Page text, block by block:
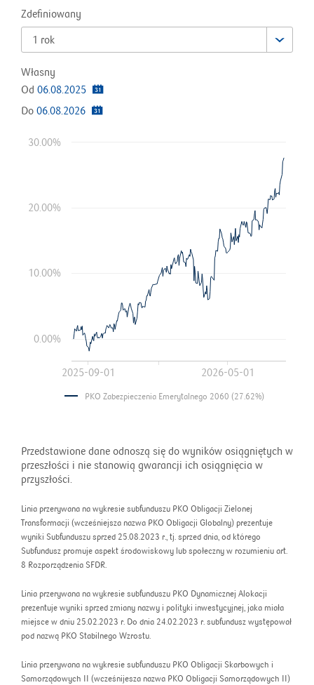
Zdefiniowany
1 rok
Własny
Od 06.08.2025
Do 06.08.2026
2025-09-01 2026-05-01
0.00%
10.00%
20.00%
30.00%
PKO Zabezpieczenia Emerytalnego 2060 (27.62%)
Przedstawione dane odnoszą się do wyników osiągniętych w
przeszłości i nie stanowią gwarancji ich osiągnięcia w
przyszłości.
Linia przerywana na wykresie subfunduszu PKO Obligacji Zielonej
Transformacji (wcześniejsza nazwa PKO Obligacji Globalny) prezentuje
wyniki Subfunduszu sprzed 25.08.2023 r., tj. sprzed dnia, od którego
Subfundusz promuje aspekt środowiskowy lub społeczny w rozumieniu art.
8 Rozporządzenia SFDR.
Linia przerywana na wykresie subfunduszu PKO Dynamicznej Alokacji
prezentuje wyniki sprzed zmiany nazwy i polityki inwestycyjnej, jaka miała
miejsce w dniu 25.02.2023 r. Do dnia 24.02.2023 r. subfundusz występował
pod nazwą PKO Stabilnego Wzrostu.
Linia przerywana na wykresie subfunduszu PKO Obligacji Skarbowych i
Samorządowych II (wcześnijesza nazwa PKO Obligacji Samorządowych II)